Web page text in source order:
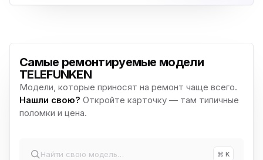
Самые ремонтируемые модели
TELEFUNKEN
Модели, которые приносят на ремонт чаще всего.
Нашли свою? Откройте карточку — там типичные
поломки и цена.
⌘ K